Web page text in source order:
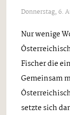
Donnerstag, 6.
Nur wenige
Fischer die
Gemeinsam
setzte sich